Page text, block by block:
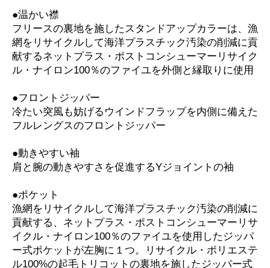
●温かい襟
フリースの裏地を施したスタンドアップカラーは、漁
網をリサイクルして海洋プラスチック汚染の削減に貢
献するネットプラス・ポストコンシューマーリサイク
ル・ナイロン100％のファイユを外側と縁取りに使用
●フロントジッパー
冷たい突風も妨げるウインドフラップを内側に備えた
フルレングスのフロントジッパー
●動きやすい袖
肩と腕の動きやすさを促進するYジョイントの袖
●ポケット
漁網をリサイクルして海洋プラスチック汚染の削減に
貢献する、ネットプラス・ポストコンシューマーリサ
イクル・ナイロン100％のファイユを使用したジッパ
ー式ポケットが左胸に１つ。リサイクル・ポリエステ
ル100%の起毛トリコットの裏地を施したジッパー式